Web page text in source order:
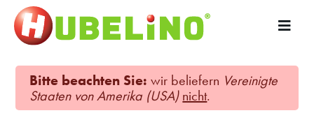
Bitte beachten Sie: wir beliefern Vereinigte
Staaten von Amerika (USA) nicht.